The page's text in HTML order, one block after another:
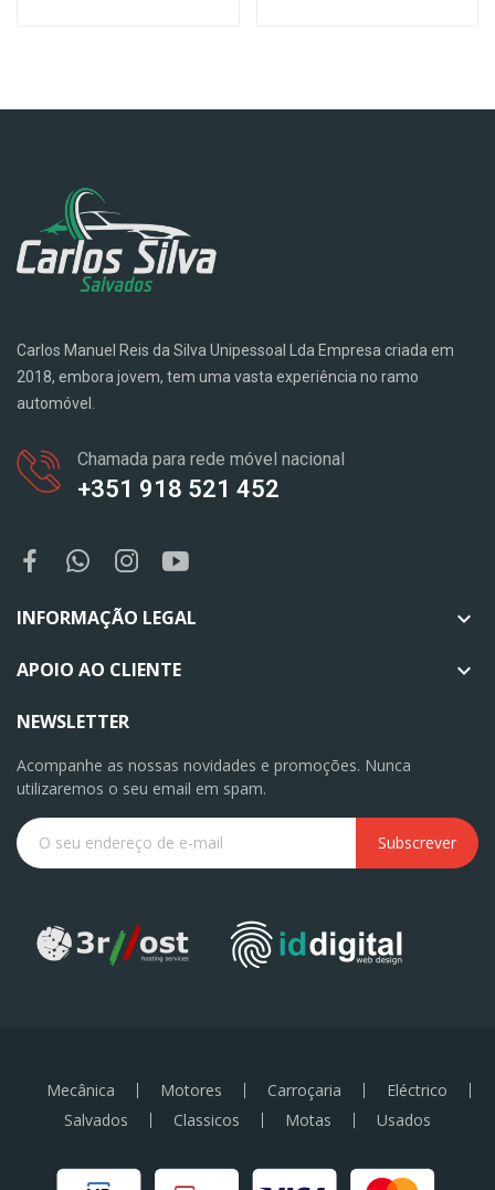
Carlos Manuel Reis da Silva Unipessoal Lda Empresa criada em
2018, embora jovem, tem uma vasta experiência no ramo
automóvel.
Chamada para rede móvel nacional
+351 918 521 452
INFORMAÇÃO LEGAL 
APOIO AO CLIENTE 
NEWSLETTER
Acompanhe as nossas novidades e promoções. Nunca
utilizaremos o seu email em spam.
Subscrever
Mecânica Motores Carroçaria
Eléctrico
Salvados
Classicos Motas Usados